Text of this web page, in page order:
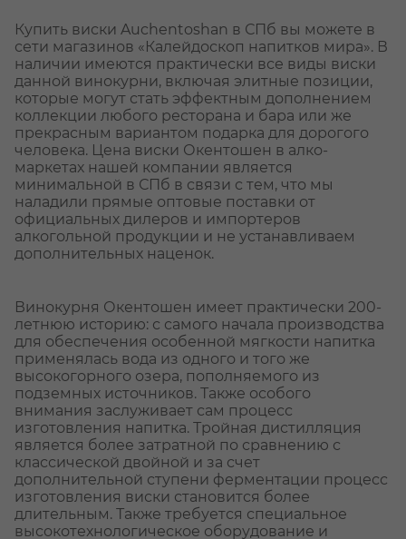
Купить виски Auchentoshan в СПб вы можете в
сети магазинов «Калейдоскоп напитков мира». В
наличии имеются практически все виды виски
данной винокурни, включая элитные позиции,
которые могут стать эффектным дополнением
коллекции любого ресторана и бара или же
прекрасным вариантом подарка для дорогого
человека. Цена виски Окентошен в алко-
маркетах нашей компании является
минимальной в СПб в связи с тем, что мы
наладили прямые оптовые поставки от
официальных дилеров и импортеров
алкогольной продукции и не устанавливаем
дополнительных наценок.
Винокурня Окентошен имеет практически 200-
летнюю историю: с самого начала производства
для обеспечения особенной мягкости напитка
применялась вода из одного и того же
высокогорного озера, пополняемого из
подземных источников. Также особого
внимания заслуживает сам процесс
изготовления напитка. Тройная дистилляция
является более затратной по сравнению с
классической двойной и за счет
дополнительной ступени ферментации процесс
изготовления виски становится более
длительным. Также требуется специальное
высокотехнологическое оборудование и